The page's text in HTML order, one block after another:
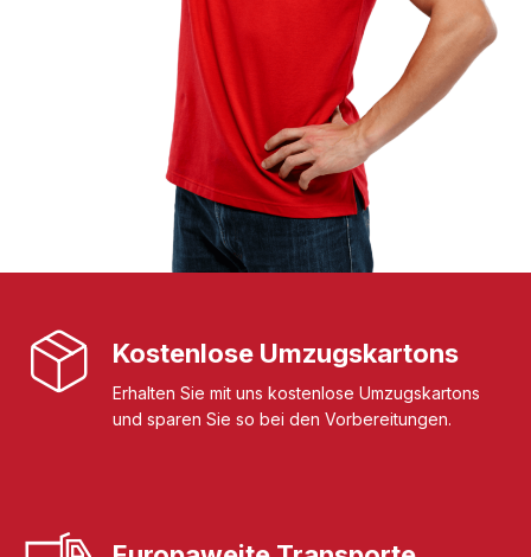
Kostenlose Umzugskartons
Erhalten Sie mit uns kostenlose Umzugskartons
und sparen Sie so bei den Vorbereitungen.